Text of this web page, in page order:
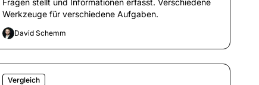
Fragen stellt und Informationen erfasst. Verschiedene
Werkzeuge für verschiedene Aufgaben.
David Schemm
Vergleich